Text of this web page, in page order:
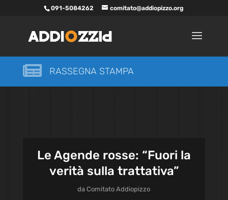
091-5084262 comitato@addiopizzo.org
 RASSEGNA STAMPA
Le Agende rosse: “Fuori la
verità sulla trattativa”
daComitato Addiopizzo